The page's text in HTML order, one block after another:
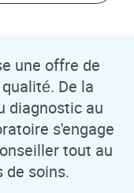
une offre de
De la
diagnostic au
s'engage
tout au
de soins.